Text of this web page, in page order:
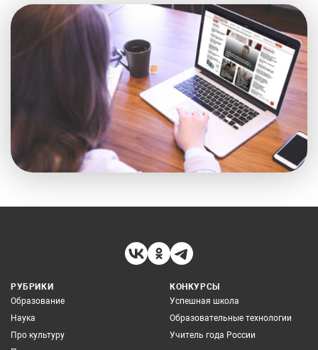
РУБРИКИ
Образование
Наука
Про культуру
КОНКУРСЫ
Успешная школа
Образовательные технологии
Учитель года России